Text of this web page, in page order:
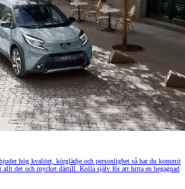
hög kvalitet, körglädje och personlighet så har du kommit
allt det och mycket därtill. Kolla själv för att hitta en begagnad